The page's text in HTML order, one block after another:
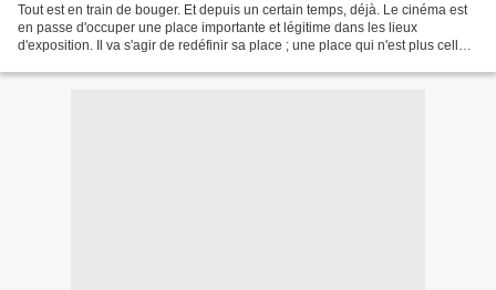
Tout est en train de bouger. Et depuis un certain temps, déjà. Le cinéma est
en passe d'occuper une place importante et légitime dans les lieux
d'exposition. Il va s'agir de redéfinir sa place ; une place qui n'est plus celle